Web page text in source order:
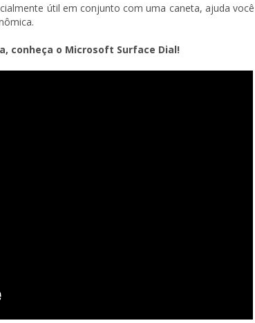
útil em conjunto com uma caneta, ajuda você
conheça o Microsoft Surface Dial!